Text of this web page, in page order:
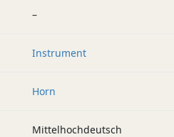
–
Instrument
Horn
Mittelhochdeutsch